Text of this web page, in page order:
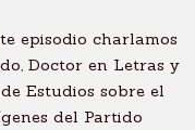
episodio charlamos
Doctor en Letras y
Estudios sobre el
del Partido